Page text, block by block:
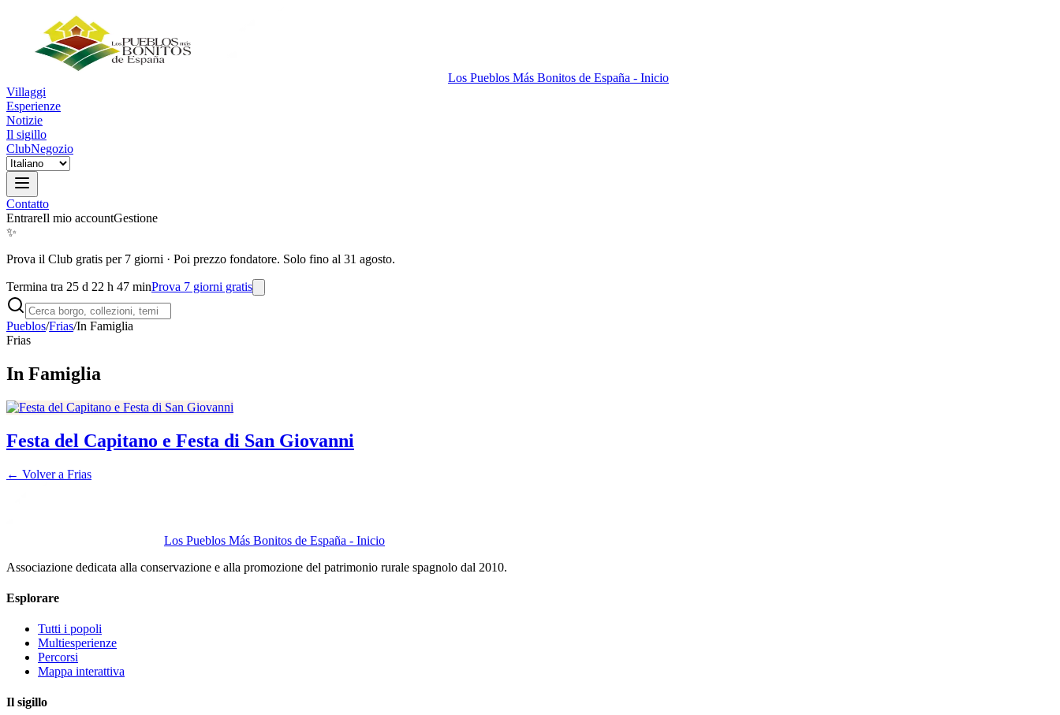
Los Pueblos Más Bonitos de España - Inicio
Villaggi
Esperienze
Notizie
Il sigillo
ClubNegozio
Contatto
EntrareIl mio accountGestione
✨
Prova il Club gratis per 7 giorni · Poi prezzo fondatore. Solo fino al 31 agosto.
Termina tra 25 d 22 h 47 minProva 7 giorni gratis
Pueblos/Frias/In Famiglia
Frias
In Famiglia
Festa del Capitano e Festa di San Giovanni
← Volver a Frias
Los Pueblos Más Bonitos de España - Inicio
Associazione dedicata alla conservazione e alla promozione del patrimonio rurale spagnolo dal 2010.
Esplorare
Tutti i popoli
Multiesperienze
Percorsi
Mappa interattiva
Il sigillo